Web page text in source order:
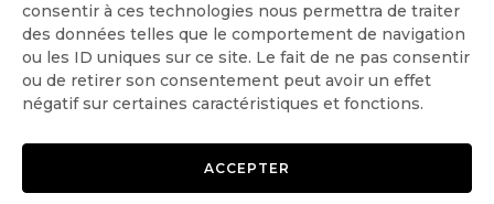
consentir à ces technologies nous permettra de traiter
des données telles que le comportement de navigation
ou les ID uniques sur ce site. Le fait de ne pas consentir
ou de retirer son consentement peut avoir un effet
négatif sur certaines caractéristiques et fonctions.
ACCEPTER
Hebdo
OK